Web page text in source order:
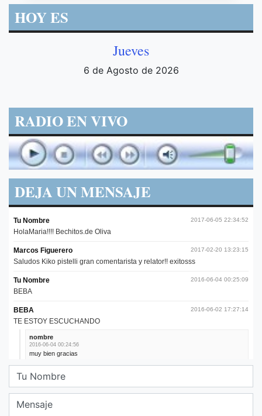
HOY ES
Jueves
6 de Agosto de 2026
RADIO EN VIVO
DEJA UN MENSAJE